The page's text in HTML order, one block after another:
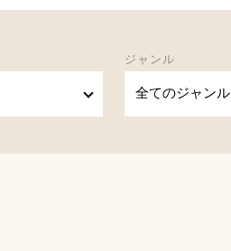
ジャンル
全てのジャンル